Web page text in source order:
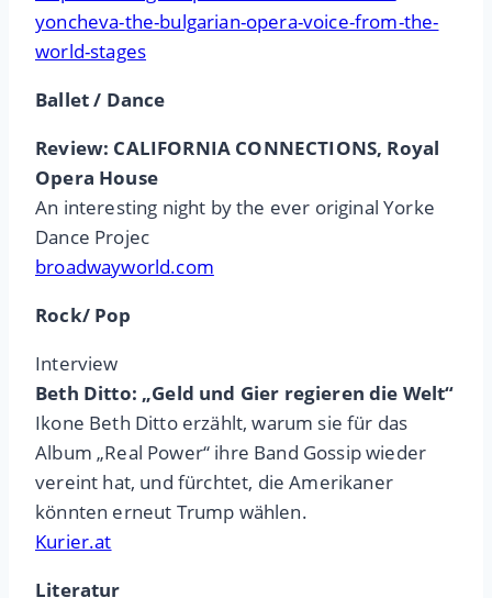
yoncheva-the-bulgarian-opera-voice-from-the-
world-stages
Ballet / Dance
Review: CALIFORNIA CONNECTIONS, Royal
Opera House
An interesting night by the ever original Yorke
Dance Projec
broadwayworld.com
Rock/ Pop
Interview
Beth Ditto: „Geld und Gier regieren die Welt“
Ikone Beth Ditto erzählt, warum sie für das
Album „Real Power“ ihre Band Gossip wieder
vereint hat, und fürchtet, die Amerikaner
könnten erneut Trump wählen.
Kurier.at
Literatur